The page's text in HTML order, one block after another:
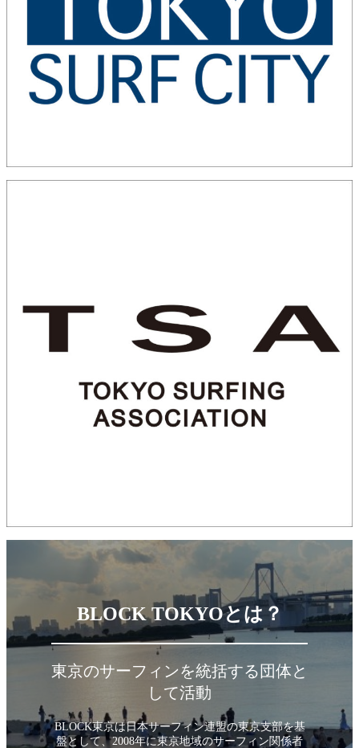
BLOCK TOKYOとは？
東京のサーフィンを統括する団体と
して活動
BLOCK東京は日本サーフィン連盟の東京支部を基
盤として、2008年に東京地域のサーフィン関係者